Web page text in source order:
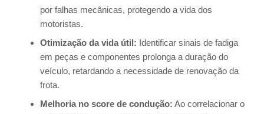
por falhas mecânicas, protegendo a vida dos
motoristas.
Otimização da vida útil: Identificar sinais de fadiga
em peças e componentes prolonga a duração do
veículo, retardando a necessidade de renovação da
frota.
Melhoria no score de condução: Ao correlacionar o